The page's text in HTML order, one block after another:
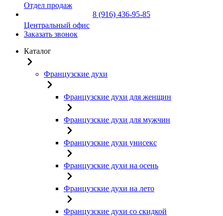
Отдел продаж
8 (916) 436-95-85
Центральный офис
Заказать звонок
Каталог
Французские духи
Французские духи для женщин
Французские духи для мужчин
Французские духи унисекс
Французские духи на осень
Французские духи на лето
Французские духи со скидкой